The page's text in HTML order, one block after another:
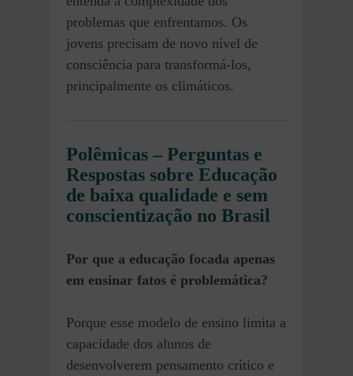
problemas que enfrentamos. Os
jovens precisam de novo nível de
consciência para transformá-los,
principalmente os climáticos.
Polêmicas – Perguntas e
Respostas sobre Educação
de baixa qualidade e sem
conscientização no Brasil
Por que a educação focada apenas
em ensinar fatos é problemática?
Porque esse modelo de ensino limita a
capacidade dos alunos de
desenvolverem pensamento crítico e